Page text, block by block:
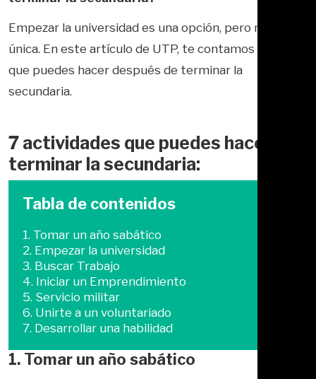
Empezar la universidad es una opción, pero no la
única. En este artículo de UTP, te contamos 7 cosas
que puedes hacer después de terminar la
secundaria.
7 actividades que puedes hacer al
terminar la secundaria:
Tabla de contenidos
1. Tomar un año sabático
2. Empezar la universidad
3. Buscar Trabajo
4. Iniciar un Emprendimiento
5. Servicio militar
6. Unirte a un voluntariado
7. Desarrollar una habilidad
1. Tomar un año sabático